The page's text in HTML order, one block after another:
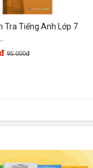
Tra Tiếng Anh Lớp 7
95.000đ